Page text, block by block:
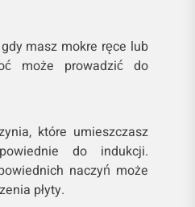
masz mokre ręce lub
może prowadzić do
które umieszczasz
do indukcji.
naczyń może
płyty.